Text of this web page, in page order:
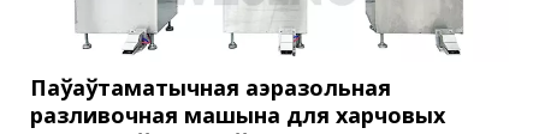
Паўаўтаматычная аэразольная
разливочная машына для харчовых